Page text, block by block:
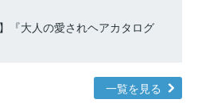
『大人の愛されヘアカタログ
一覧を見る